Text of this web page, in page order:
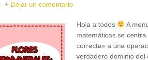
Dejar un comentario
Hola a todos
A
matemáticas se
correcta» a una
verdadero dominio del